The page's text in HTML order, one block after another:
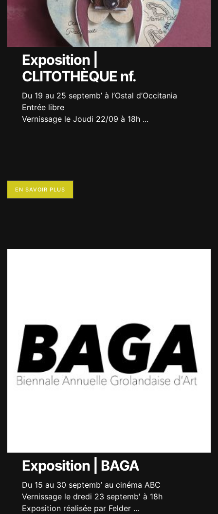
Exposition |
CLITOTHÈQUE nf.
Du 19 au 25 septemb’ à l’Ostal d’Occitania
Entrée libre
Vernissage le Joudi 22/09 à 18h ...
EN SAVOIR PLUS
Exposition | BAGA
Du 15 au 30 septemb’ au cinéma ABC
Vernissage le dredi 23 septemb' à 18h
Exposition réalisée par Felder ...